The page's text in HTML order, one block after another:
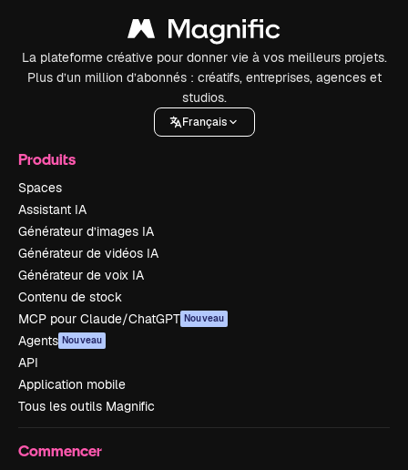
La plateforme créative pour donner vie à vos meilleurs projets.
Plus d’un million d’abonnés : créatifs, entreprises, agences et
studios.
Français
Produits
Spaces
Assistant IA
Générateur d’images IA
Générateur de vidéos IA
Générateur de voix IA
Contenu de stock
MCP pour Claude/ChatGPT Nouveau
Agents Nouveau
API
Application mobile
Tous les outils Magnific
Commencer